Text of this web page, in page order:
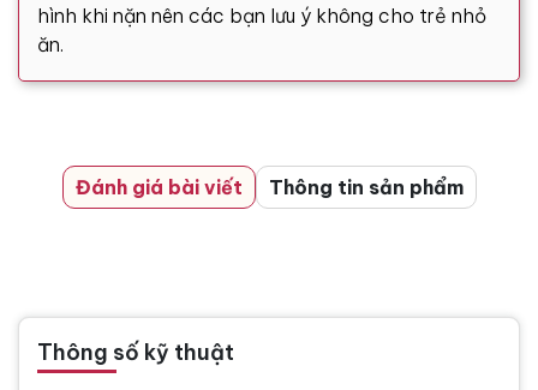
hình khi nặn nên các bạn lưu ý không cho trẻ nhỏ
ăn.
Đánh giá bài viết Thông tin sản phẩm
Thông số kỹ thuật